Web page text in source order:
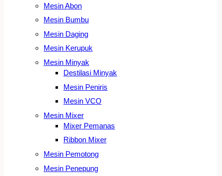
Mesin Abon
Mesin Bumbu
Mesin Daging
Mesin Kerupuk
Mesin Minyak
Destilasi Minyak
Mesin Peniris
Mesin VCO
Mesin Mixer
Mixer Pemanas
Ribbon Mixer
Mesin Pemotong
Mesin Penepung